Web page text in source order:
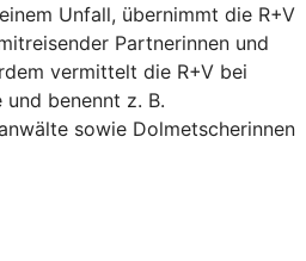
Unfall, übernimmt die R+V
Partnerinnen und
vermittelt die R+V bei
benennt z. B.
sowie Dolmetscherinnen